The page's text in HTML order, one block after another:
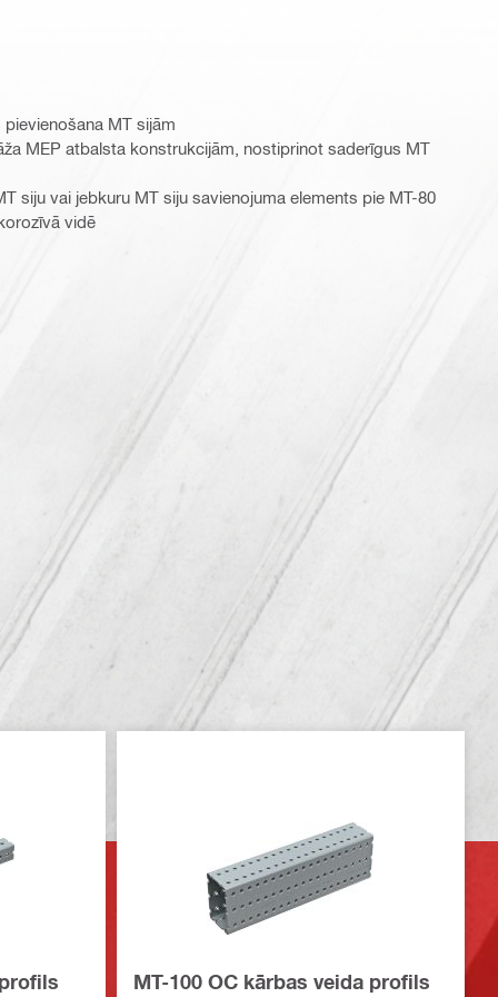
MT sijām
MEP atbalsta konstrukcijām, nostiprinot saderīgus MT
siju vai jebkuru MT siju savienojuma elements pie MT-80
vidē
MT-100 OC kārbas veida profils